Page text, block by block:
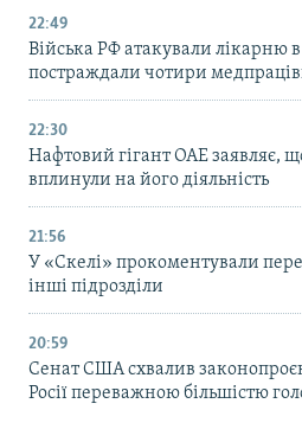
22:49
Війська РФ атакували лікарню
постраждали чотири
22:30
Нафтовий гігант ОАЕ заявляє,
вплинули на його діяльність
21:56
У «Скелі» прокоментували
інші підрозділи
20:59
Cенат США схвалив
Росії переважною більшістю